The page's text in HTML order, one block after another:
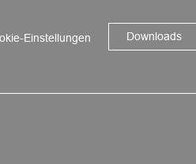
Einstellungen Downloads